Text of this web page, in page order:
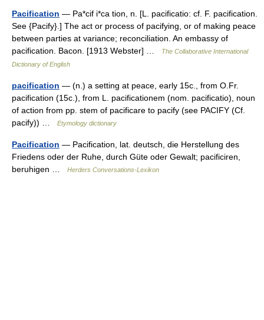
Pacification — Pa*cif i*ca tion, n. [L. pacificatio: cf. F. pacification.
See {Pacify}.] The act or process of pacifying, or of making peace
between parties at variance; reconciliation. An embassy of
pacification. Bacon. [1913 Webster] …
The Collaborative International
Dictionary of English
pacification — (n.) a setting at peace, early 15c., from O.Fr.
pacification (15c.), from L. pacificationem (nom. pacificatio), noun
of action from pp. stem of pacificare to pacify (see PACIFY (Cf.
pacify)) …
Etymology dictionary
Pacification — Pacification, lat. deutsch, die Herstellung des
Friedens oder der Ruhe, durch Güte oder Gewalt; pacificiren,
beruhigen …
Herders Conversations-Lexikon